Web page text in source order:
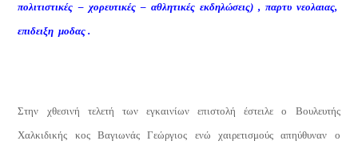
πολιτιστικές – χορευτικές – αθλητικές εκδηλώσεις) , παρτυ νεολαιας,
επιδειξη μοδας .
Στην χθεσινή τελετή των εγκαινίων επιστολή έστειλε ο Βουλευτής
Χαλκιδικής κος Βαγιωνάς Γεώργιος ενώ χαιρετισμούς απηύθυναν ο